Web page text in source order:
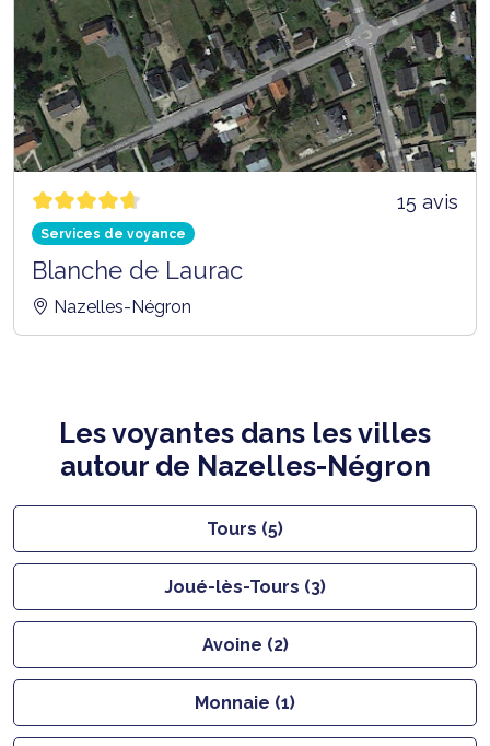
15 avis
Services de voyance
Blanche de Laurac
Nazelles-Négron
Les voyantes dans les villes
autour de Nazelles-Négron
Tours (5)
Joué-lès-Tours (3)
Avoine (2)
Monnaie (1)